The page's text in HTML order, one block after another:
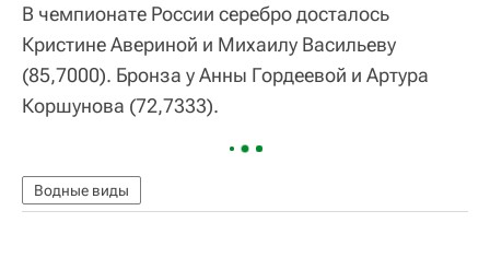
В чемпионате России серебро досталось
Кристине Авериной и Михаилу Васильеву
(85,7000). Бронза у Анны Гордеевой и Артура
Коршунова (72,7333).
Водные виды